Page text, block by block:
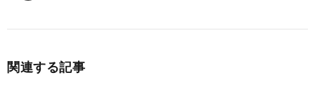
関連する記事